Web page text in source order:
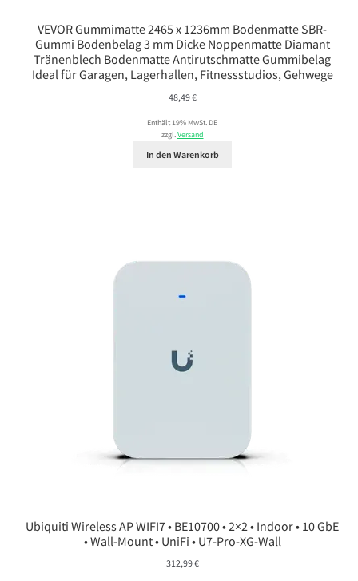
VEVOR Gummimatte 2465 x 1236mm Bodenmatte SBR-
Gummi Bodenbelag 3 mm Dicke Noppenmatte Diamant
Tränenblech Bodenmatte Antirutschmatte Gummibelag
Ideal für Garagen, Lagerhallen, Fitnessstudios, Gehwege
48,49€
Enthält 19% MwSt. DE
zzgl.Versand
In den Warenkorb
Ubiquiti Wireless AP WIFI7 • BE10700 • 2×2 • Indoor • 10 GbE
• Wall-Mount • UniFi • U7-Pro-XG-Wall
312,99€